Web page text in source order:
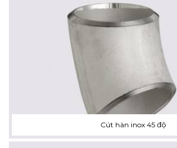
Cút hàn inox 45 độ